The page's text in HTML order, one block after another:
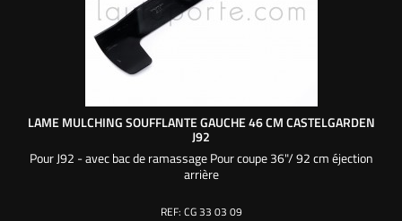
LAME MULCHING SOUFFLANTE GAUCHE 46 CM CASTELGARDEN
J92
Pour J92 - avec bac de ramassage Pour coupe 36"/ 92 cm éjection
arrière
REF: CG 33 03 09